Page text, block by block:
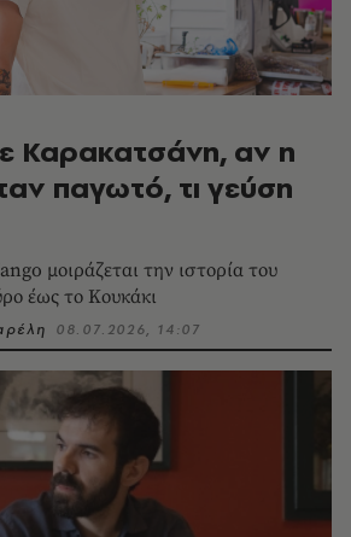
Καρακατσάνη, αν η
παγωτό, τι γεύση
μοιράζεται την ιστορία του
έως το Κουκάκι
08.07.2026, 14:07